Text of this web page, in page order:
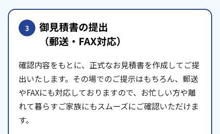
3 御見積書の提出
（郵送・FAX対応）
確認内容をもとに、正式なお見積書を作成してご提
出いたします。その場でのご提示はもちろん、郵送
やFAXにも対応しておりますので、お忙しい方や離
れて暮らすご家族にもスムーズにご確認いただけま
す。